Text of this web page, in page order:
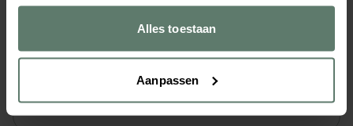
Alles toestaan
Aanpassen